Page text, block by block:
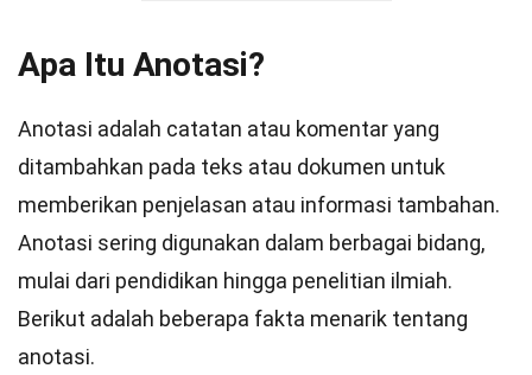
Apa Itu Anotasi?
Anotasi adalah catatan atau komentar yang
ditambahkan pada teks atau dokumen untuk
memberikan penjelasan atau informasi tambahan.
Anotasi sering digunakan dalam berbagai bidang,
mulai dari pendidikan hingga penelitian ilmiah.
Berikut adalah beberapa fakta menarik tentang
anotasi.